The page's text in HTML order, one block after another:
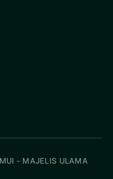
- MAJELIS ULAMA